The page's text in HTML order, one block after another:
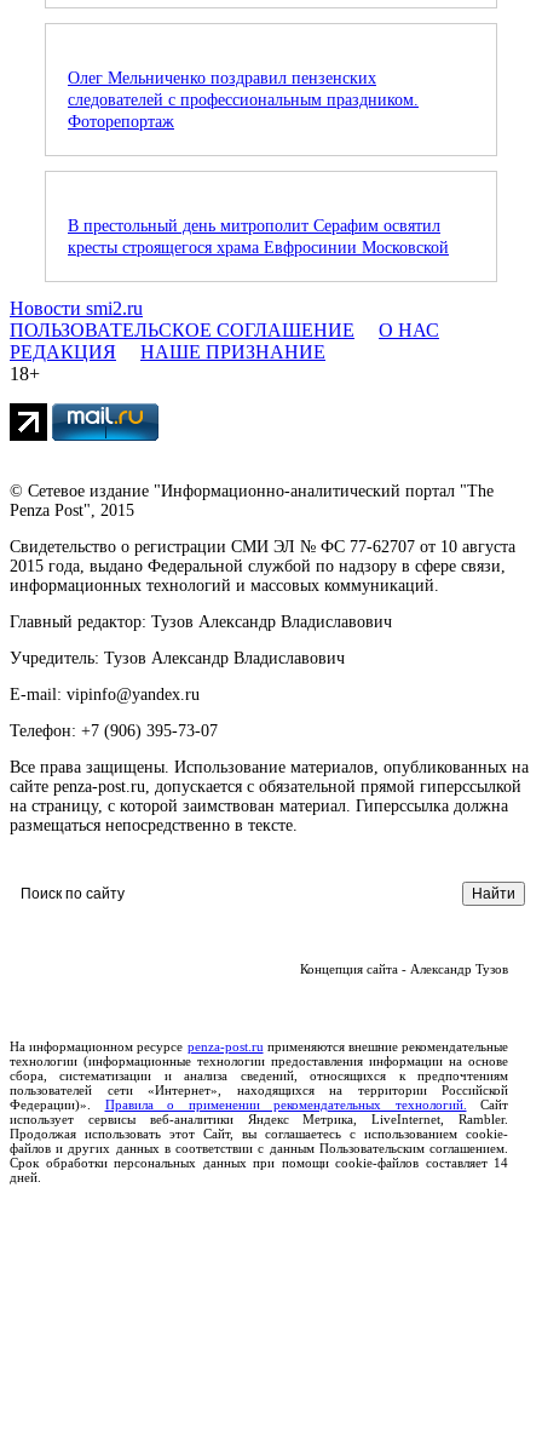
Олег Мельниченко поздравил пензенских
следователей с профессиональным праздником.
Фоторепортаж
В престольный день митрополит Серафим освятил
кресты строящегося храма Евфросинии Московской
Новости smi2.ru
ПОЛЬЗОВАТЕЛЬСКОЕ СОГЛАШЕНИЕ
О НАС
РЕДАКЦИЯ
НАШЕ ПРИЗНАНИЕ
18+
© Сетевое издание "Информационно-аналитический портал "The
Penza Post", 2015
Свидетельство о регистрации СМИ ЭЛ № ФС 77-62707 от 10 августа
2015 года, выдано Федеральной службой по надзору в сфере связи,
информационных технологий и массовых коммуникаций.
Главный редактор: Тузов Александр Владиславович
Учредитель: Тузов Александр Владиславович
E-mail: vipinfo@yandex.ru
Телефон: +7 (906) 395-73-07
Все права защищены. Использование материалов, опубликованных на
сайте penza-post.ru, допускается с обязательной прямой гиперссылкой
на страницу, с которой заимствован материал. Гиперссылка должна
размещаться непосредственно в тексте.
Концепция сайта - Александр Тузов
На информационном ресурсе penza-post.ru применяются внешние рекомендательные
технологии (информационные технологии предоставления информации на основе
сбора, систематизации и анализа сведений, относящихся к предпочтениям
пользователей сети «Интернет», находящихся на территории Российской
Федерации)». Правила о применении рекомендательных технологий.
Сайт
использует сервисы веб-аналитики Яндекс Метрика, LiveInternet, Rambler.
Продолжая использовать этот Сайт, вы соглашаетесь с использованием cookie-
файлов и других данных в соответствии с данным Пользовательским соглашением.
Срок обработки персональных данных при помощи cookie-файлов составляет 14
дней.